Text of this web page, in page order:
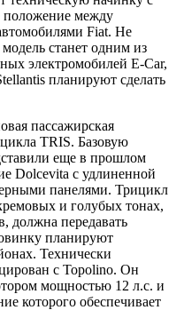
положение между
Fiat. Не
станет одним из
электромобилей E-Car,
планируют сделать
пассажирская
TRIS. Базовую
еще в прошлом
Dolcevita с удлиненной
панелями. Трицикл
и голубых тонах,
должна передавать
планируют
Технически
с Topolino. Он
мощностью 12 л.с. и
которого обеспечивает